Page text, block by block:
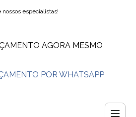
especialistas!
AGORA MESMO
POR WHATSAPP